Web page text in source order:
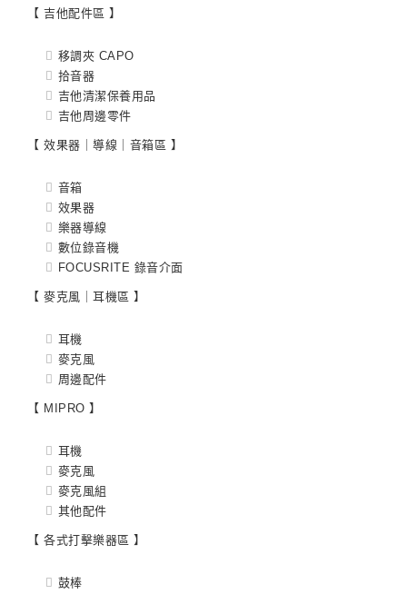
【 吉他配件區 】
移調夾 CAPO
拾音器
吉他清潔保養用品
吉他周邊零件
【 效果器｜導線｜音箱區 】
音箱
效果器
樂器導線
數位錄音機
FOCUSRITE 錄音介面
【 麥克風｜耳機區 】
耳機
麥克風
周邊配件
【 MIPRO 】
耳機
麥克風
麥克風組
其他配件
【 各式打擊樂器區 】
鼓棒